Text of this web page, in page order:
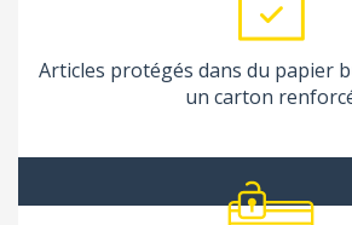
Articles protégés dans du papier
un carton